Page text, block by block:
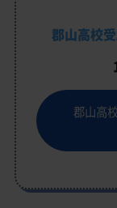
郡山高校
郡山高